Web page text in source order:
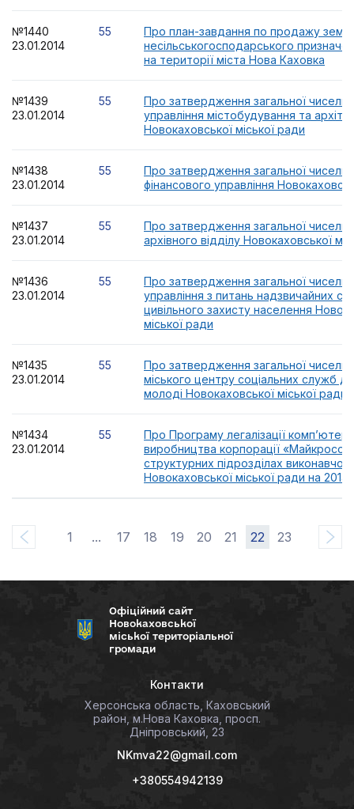
№1440
23.01.2014
55
Про план-завдання по продажу
несільськогосподарського
на території міста Нова Каховка
№1439
23.01.2014
55
Про затвердження загальної
управління містобудування та
Новокаховської міської ради
№1438
23.01.2014
55
Про затвердження загальної
фінансового управління
№1437
23.01.2014
55
Про затвердження загальної
архівного відділу Новокаховської
№1436
23.01.2014
55
Про затвердження загальної
управління з питань надзвичайних
цивільного захисту населення
міської ради
№1435
23.01.2014
55
Про затвердження загальної
міського центру соціальних служб
молоді Новокаховської міської ради
№1434
23.01.2014
55
Про Програму легалізації
виробництва корпорації
структурних підрозділах
Новокаховської міської ради на
1 ... 17 18 19 20 21 22 23
Офіційний сайт
Новокаховської
міської територіальної
громади
Контакти
Херсонська область, Каховський
район, м.Нова Каховка, просп.
Дніпровський, 23
NKmva22@gmail.com
+380554942139